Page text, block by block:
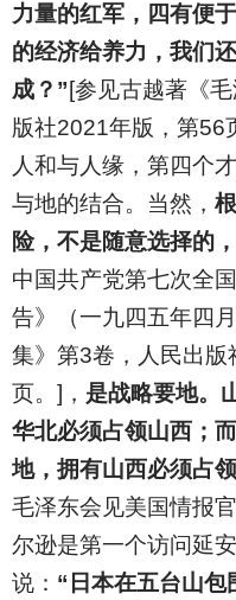
力量的红军，四有便
的经济给养力，我们
成？” [参见古越著《
版社2021年版，第56
人和与人缘，第四个
与地的结合。当然，
险，不是随意选择的
中国共产党第七次全
告》（一九四五年四
集》第3卷，人民出
页。]， 是战略要地。
华北必须占领山西；
地，拥有山西必须占领
毛泽东会见美国情报
尔逊是第一个访问延
说： “日本在五台山包